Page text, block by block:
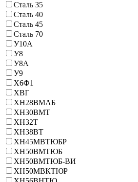
Сталь 35
Сталь 40
Сталь 45
Сталь 70
У10А
У8
У8А
У9
Х6Ф1
ХВГ
ХН28ВМАБ
ХН30ВМТ
ХН32Т
ХН38ВТ
ХН45МВТЮБР
ХН50ВМТЮБ
ХН50ВМТЮБ-ВИ
ХН50МВКТЮР